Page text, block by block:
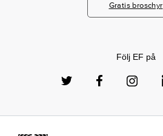
Gratis broschyr
Följ EF på